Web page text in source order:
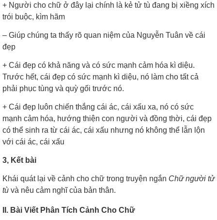
+ Người cho chữ ở đây lại chính là kẻ tử tù đang bị xiềng xích
trói buộc, kìm hãm
– Giúp chúng ta thấy rõ quan niệm của Nguyễn Tuân về cái
đẹp
+ Cái đẹp có khả năng và có sức mạnh cảm hóa kì diệu.
Trước hết, cái đẹp có sức mạnh kì diệu, nó làm cho tất cả
phải phục tùng và quỳ gối trước nó.
+ Cái đẹp luôn chiến thắng cái ác, cái xấu xa, nó có sức
mạnh cảm hóa, hướng thiện con người và đồng thời, cái đẹp
có thể sinh ra từ cái ác, cái xấu nhưng nó không thể lẫn lộn
với cái ác, cái xấu
3, Kết bài
Khái quát lại về cảnh cho chữ trong truyện ngắn Chữ người tử
tù và nêu cảm nghĩ của bản thân.
II. Bài Viết Phân Tích Cảnh Cho Chữ